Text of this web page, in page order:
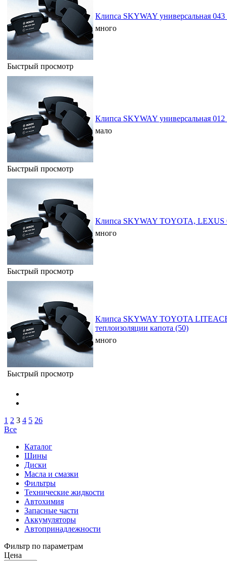
Быстрый просмотр
Клипса SKYWAY универсальная 043
много
Быстрый просмотр
Клипса SKYWAY универсальная 012
мало
Быстрый просмотр
Клипса SKYWAY TOYOTA, LEXUS
много
Быстрый просмотр
Клипса SKYWAY TOYOTA
теплоизоляции капота (50)
много
1 2 3 4 5 26
Все
Каталог
Шины
Диски
Масла и смазки
Фильтры
Технические жидкости
Автохимия
Запасные части
Аккумуляторы
Автопринадлежности
Фильтр по параметрам
Цена